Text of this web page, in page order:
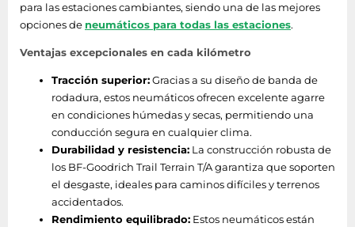
para las estaciones cambiantes, siendo una de las mejores
opciones de neumáticos para todas las estaciones.
Ventajas excepcionales en cada kilómetro
Tracción superior:Gracias a su diseño de banda de
rodadura, estos neumáticos ofrecen excelente agarre
en condiciones húmedas y secas, permitiendo una
conducción segura en cualquier clima.
Durabilidad y resistencia: La construcción robusta de
los BF-Goodrich Trail Terrain T/A garantiza que soporten
el desgaste, ideales para caminos difíciles y terrenos
accidentados.
Rendimiento equilibrado: Estos neumáticos están